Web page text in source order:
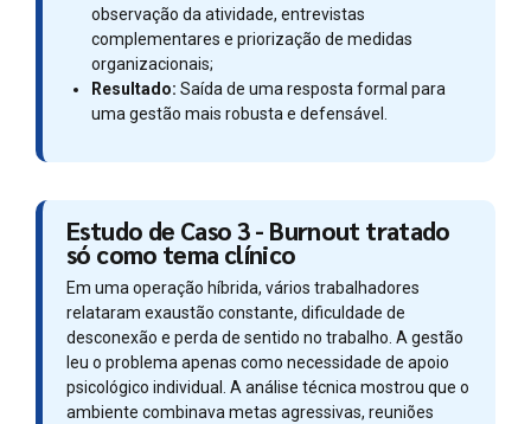
observação da atividade, entrevistas
complementares e priorização de medidas
organizacionais;
Resultado: Saída de uma resposta formal para
uma gestão mais robusta e defensável.
Estudo de Caso 3 - Burnout tratado
só como tema clínico
Em uma operação híbrida, vários trabalhadores
relataram exaustão constante, dificuldade de
desconexão e perda de sentido no trabalho. A gestão
leu o problema apenas como necessidade de apoio
psicológico individual. A análise técnica mostrou que o
ambiente combinava metas agressivas, reuniões